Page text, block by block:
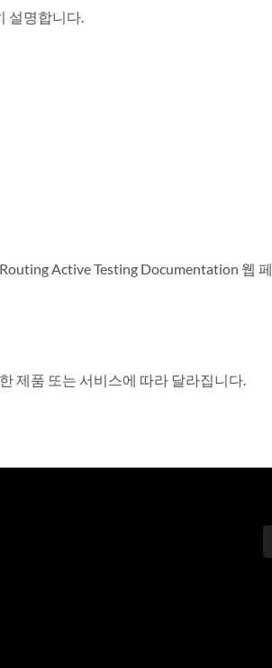
설명합니다.
Active Testing Documentation 웹 페
제품 또는 서비스에 따라 달라집니다.